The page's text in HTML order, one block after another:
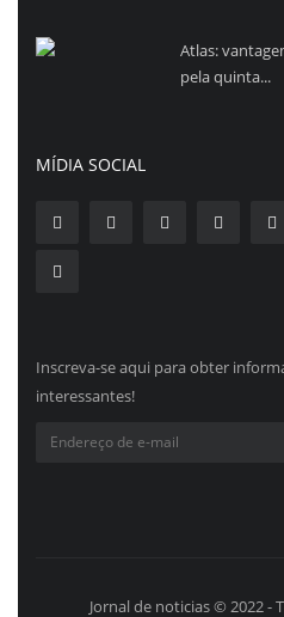
Atlas:
pela quinta...
MÍDIA SOCIAL
Inscreva-se aqui para obter
interessantes!
Jornal de noticias © 2022 -